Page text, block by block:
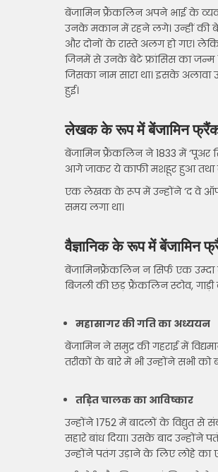
बेंजामिन फ्रैंकलिन अपने भाई के
उनके मकान में रहने लगे। उन्हीं की
और दोनों के रास्ते अलग हो गए।
जिनमें से उनके बेटे फ्रांसिस का जन्म
जिसका नाम सारा था। इसके
हुई।
लेखक के रूप में बेंजामिन
बेंजामिन फ्रैंकलिन ने 1833 में ‘पूअर
आगे जाकर ये काफी मशहूर हुआ
एक लेखक के रूप में उन्होंने ‘द वे ऑफ
समय लगा था।
वैज्ञानिक के रूप में
बेंजामिनफ्रैंकलिन न सिर्फ एक
बिजली की छड़ फ्रैंकलिन स्टोव,
महासागर की गति का अध्ययन
बेंजामिन ने समुद्र की गहराई में
तरीकों के बारे में भी उन्होंने सभी को
तड़ित चालक का आविष्कार
उन्होंने 1752 में बादलों के विद्युत
सहारे बांध दिया। उसके बाद उन्होंने
उन्होंने पतंग उड़ाने के लिए लोहे का